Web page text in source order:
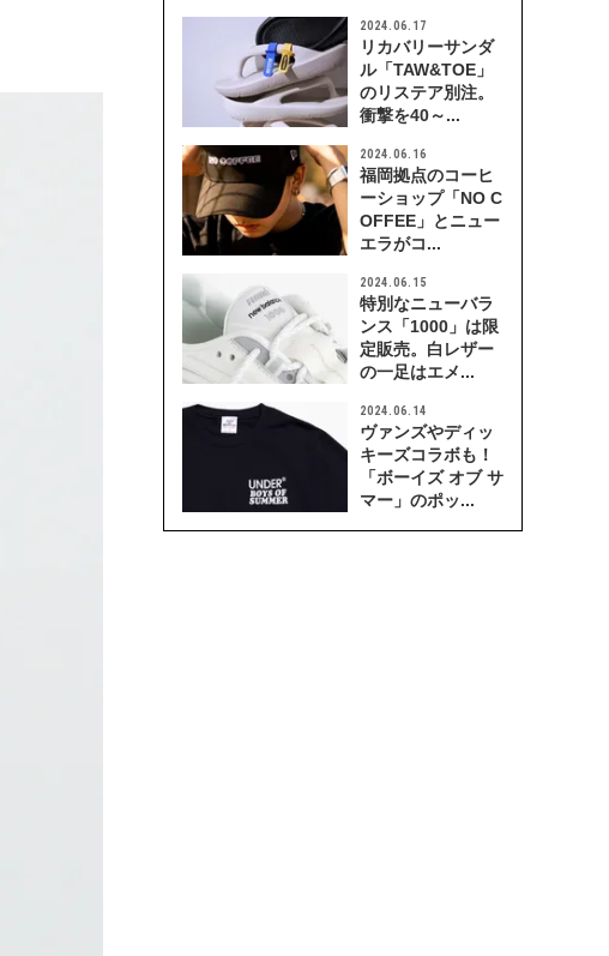
2024.06.17
リカバリーサンダ
ル「TAW&TOE」
のリステア別注。
衝撃を40～...
2024.06.16
福岡拠点のコーヒ
ーショップ「NO C
OFFEE」とニュー
エラがコ...
2024.06.15
特別なニューバラ
ンス「1000」は限
定販売。白レザー
の一足はエメ...
2024.06.14
ヴァンズやディッ
キーズコラボも！
「ボーイズ オブ サ
マー」のポッ...